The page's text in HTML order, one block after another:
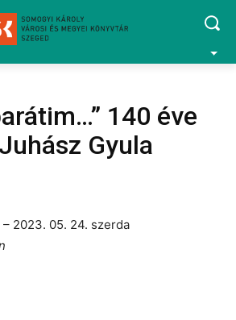
140 éve
Gyula
2023. 05. 24. szerda